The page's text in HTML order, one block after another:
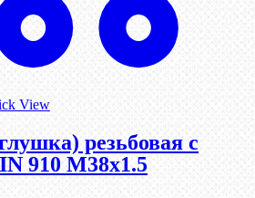
View
резьбовая с
910 М38х1.5